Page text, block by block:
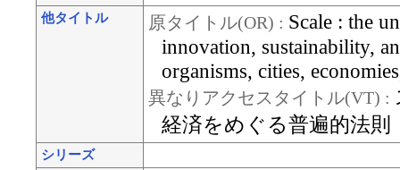
他タイトル 原タイトル(OR) : Scale : the
innovation, sustainability,
organisms, cities,
異なりアクセスタイトル(VT) :
経済をめぐる普遍的法則
シリーズ